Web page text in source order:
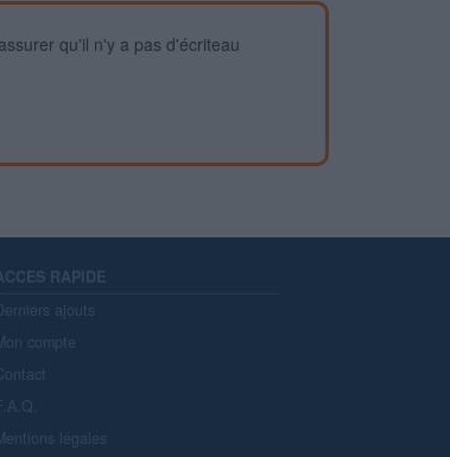
qu'il n'y a pas d'écriteau
RAPIDE
ajouts
compte
légales